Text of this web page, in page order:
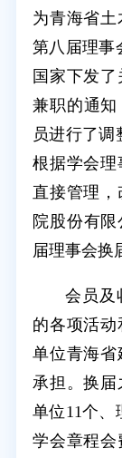
为青海省
第八届理事
国家下发
兼职的通知
员进行了调
根据学会
直接管理
院股份有
届理事会换
会员及
的各项活
单位青海省
承担。换
单位11个、
学会章程